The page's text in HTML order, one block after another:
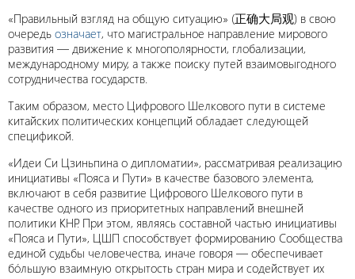
«Правильный взгляд на общую ситуацию» (正确大局观) в свою
очередь означает, что магистральное направление мирового
развития — движение к многополярности, глобализации,
международному миру, а также поиску путей взаимовыгодного
сотрудничества государств.
Таким образом, место Цифрового Шелкового пути в системе
китайских политических концепций обладает следующей
спецификой.
«Идеи Си Цзиньпина о дипломатии», рассматривая реализацию
инициативы «Пояса и Пути» в качестве базового элемента,
включают в себя развитие Цифрового Шелкового пути в
качестве одного из приоритетных направлений внешней
политики КНР. При этом, являясь составной частью инициативы
«Пояса и Пути», ЦШП способствует формированию Сообщества
единой судьбы человечества, иначе говоря — обеспечивает
бóльшую взаимную открытость стран мира и содействует их